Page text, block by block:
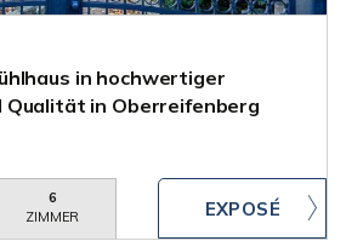
in hochwertiger
in Oberreifenberg
6
ZIMMER